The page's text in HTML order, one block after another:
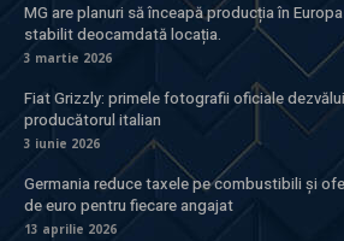
MG are planuri să înceapă producția în
stabilit deocamdată locația.
3 martie 2026
Fiat Grizzly: primele fotografii oficiale
producătorul italian
3 iunie 2026
Germania reduce taxele pe combustibili și
de euro pentru fiecare angajat
13 aprilie 2026